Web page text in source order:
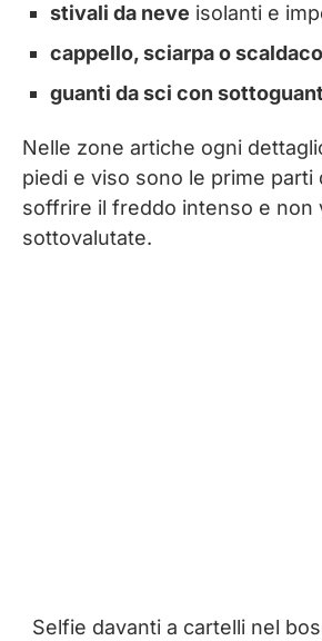
stivali da neve isolanti e
cappello, sciarpa o
guanti da sci con
Nelle zone artiche ogni
piedi e viso sono le prime parti
soffrire il freddo intenso e non
sottovalutate.
Selfie davanti a cartelli nel